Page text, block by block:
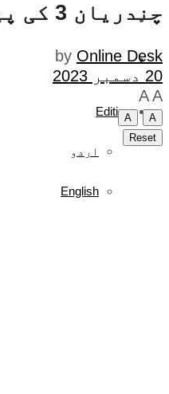
صحت
آج کا اخبار
Edition
اردو
English
چندریان 3 کی پیشرفت کے لیے اسرو کو لیف ایرکسن قمری انعام سے نوازہ گیا
by Online Desk
20 دسمبر 2023
A A
A
A
Reset